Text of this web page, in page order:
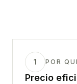
1 POR
Precio